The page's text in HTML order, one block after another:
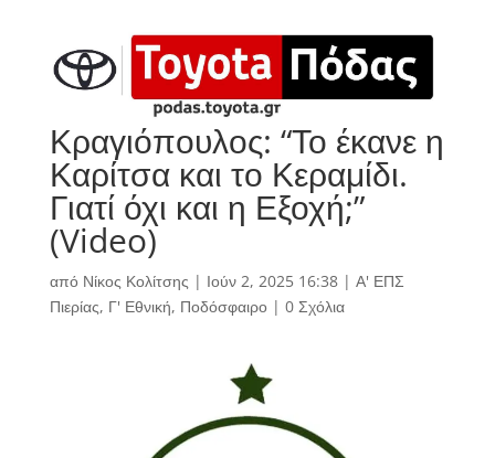
Κραγιόπουλος: “Το έκανε η
Καρίτσα και το Κεραμίδι.
Γιατί όχι και η Εξοχή;”
(Video)
από Νίκος Κολίτσης | Ιούν 2, 2025 16:38| Α' ΕΠΣ
Πιερίας, Γ' Εθνική, Ποδόσφαιρο| 0 Σχόλια